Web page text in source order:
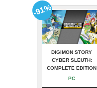
DIGIMON STORY
CYBER SLEUTH:
COMPLETE EDITION
PC
-91%